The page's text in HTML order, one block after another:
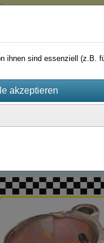
ihnen sind essenziell (z.B.